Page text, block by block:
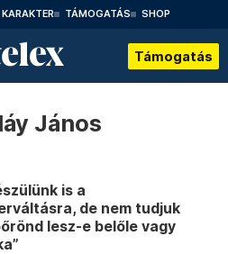
KARAKTER TÁMOGATÁS SHOP
Támogatás
János
is a
de nem tudjuk
lesz-e belőle vagy